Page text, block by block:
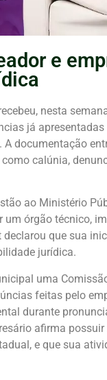
e
nesta
já
documentação
calúnia,
ao Ministério
órgão técnico,
que sua
jurídica.
uma
feitas pelo
durante
afirma
e que sua